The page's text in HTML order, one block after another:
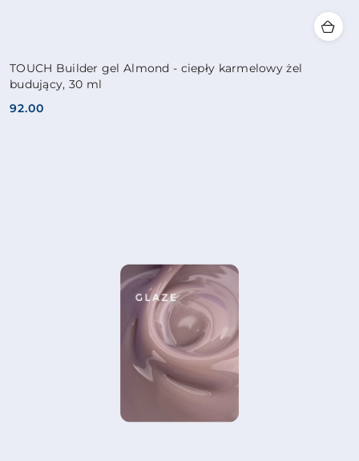
TOUCH Builder gel Almond - ciepły karmelowy żel
budujący, 30 ml
Cena:
92.00